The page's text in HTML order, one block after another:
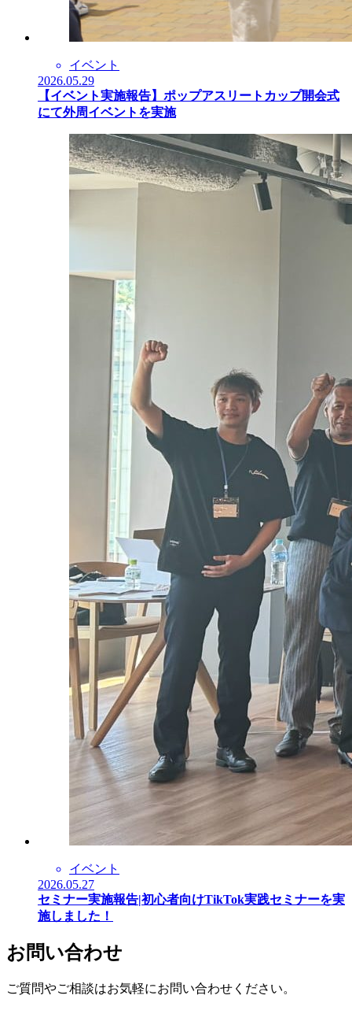
イベント
2026.05.29
【イベント実施報告】ポップアスリートカップ開会式
にて外周イベントを実施
イベント
2026.05.27
セミナー実施報告|初心者向けTikTok実践セミナーを実
施しました！
お問い合わせ
ご質問やご相談はお気軽にお問い合わせください。